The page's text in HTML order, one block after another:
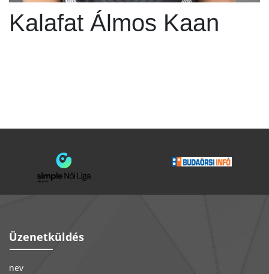
Kalafat Álmos Kaan
Üzenetküldés
nev